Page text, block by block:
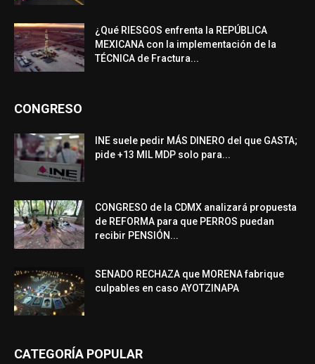
¿Qué RIESGOS enfrenta la REPÚBLICA
MEXICANA con la implementación de la
TÉCNICA de Fractura...
CONGRESO
INE suele pedir MÁS DINERO del que GASTA;
pide +13 MIL MDP solo para...
CONGRESO de la CDMX analizará propuesta
de REFORMA para que PERROS puedan
recibir PENSIÓN...
SENADO RECHAZA que MORENA fabrique
culpables en caso AYOTZINAPA
CATEGORÍA POPULAR